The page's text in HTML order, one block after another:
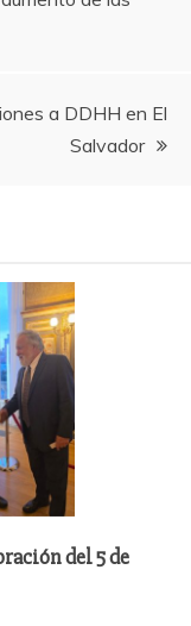
a DDHH en El
Salvador
del 5 de